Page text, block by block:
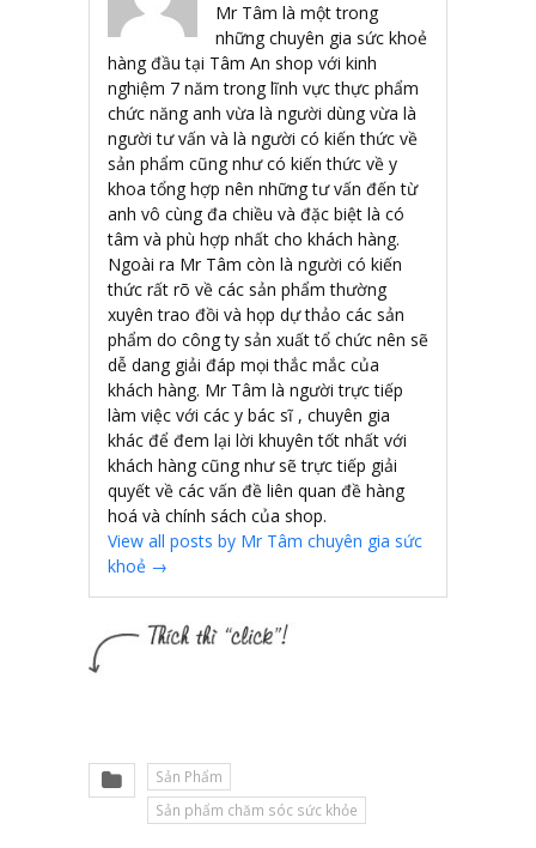
Mr Tâm là một trong
những chuyên gia sức khoẻ
hàng đầu tại Tâm An shop với kinh
nghiệm 7 năm trong lĩnh vực thực phẩm
chức năng anh vừa là người dùng vừa là
người tư vấn và là người có kiến thức về
sản phẩm cũng như có kiến thức về y
khoa tổng hợp nên những tư vấn đến từ
anh vô cùng đa chiều và đặc biệt là có
tâm và phù hợp nhất cho khách hàng.
Ngoài ra Mr Tâm còn là người có kiến
thức rất rõ về các sản phẩm thường
xuyên trao đồi và họp dự thảo các sản
phẩm do công ty sản xuất tổ chức nên sẽ
dễ dang giải đáp mọi thắc mắc của
khách hàng. Mr Tâm là người trực tiếp
làm việc với các y bác sĩ , chuyên gia
khác để đem lại lời khuyên tốt nhất với
khách hàng cũng như sẽ trực tiếp giải
quyết về các vấn đề liên quan đề hàng
hoá và chính sách của shop.
View all posts by Mr Tâm chuyên gia sức
khoẻ →
Sản Phẩm
Sản phẩm chăm sóc sức khỏe